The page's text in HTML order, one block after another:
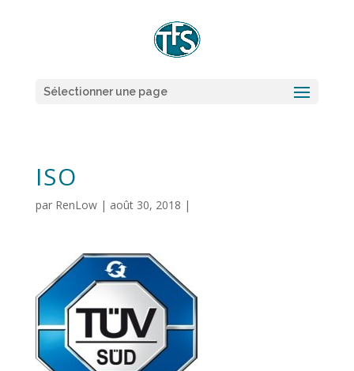
Sélectionner une page
ISO
par RenLow| août 30, 2018 |